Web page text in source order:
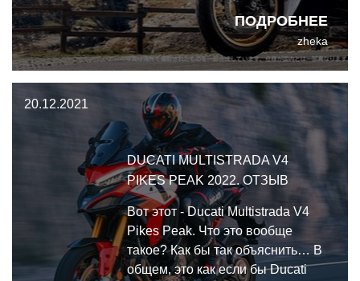
ПОДРОБНЕЕ
золотыми вставками спецверсия
выйдет для моделей FJR1300 AS
и A, а ещё она получит золотую
эмблему FJR 20th Anniversary
Edition, золотую отстрочку седла,
золотой логотип FJR
zheka
20.12.2021
DUCATI MULTISTRADA V4
PIKES PEAK 2022. ОТЗЫВ
Вот этот - Ducati Multistrada V4
Pikes Peak. Что это вообще
такое? Как бы так объяснить… В
общем, это как если бы Ducati